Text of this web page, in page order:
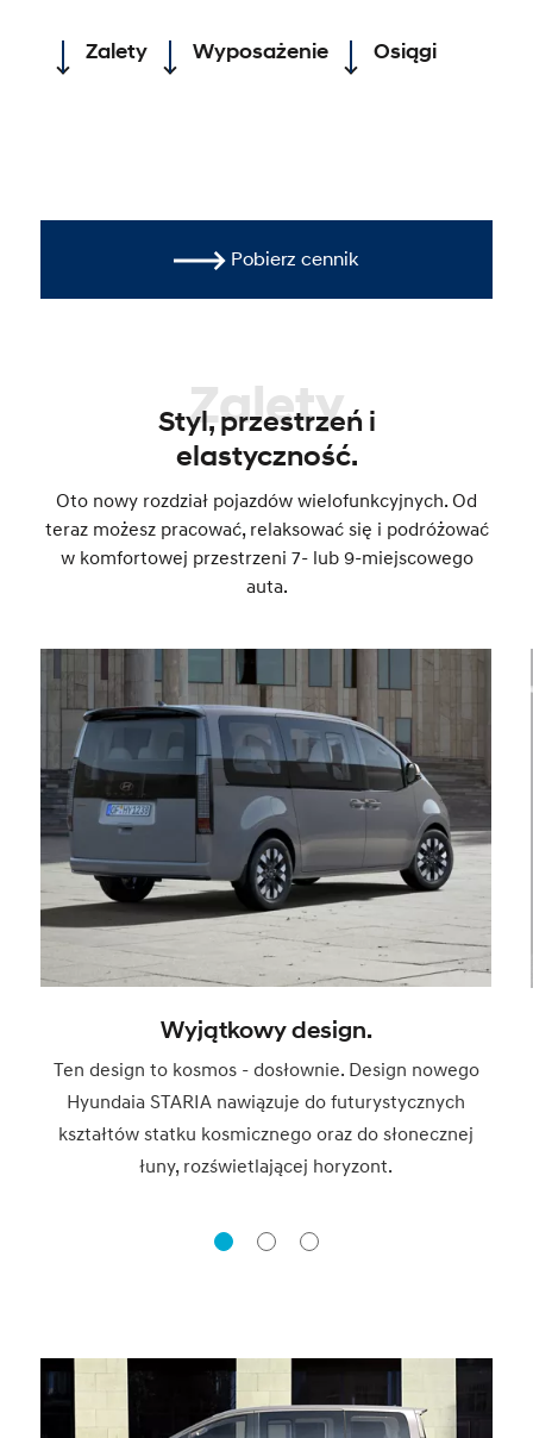
Zalety Wyposażenie Osiągi
Pobierz cennik
Zalety
Styl, przestrzeń i
elastyczność.
Oto nowy rozdział pojazdów wielofunkcyjnych. Od
teraz możesz pracować, relaksować się i podróżować
w komfortowej przestrzeni 7- lub 9-miejscowego
auta.
Wyjątkowy design.
Ten design to kosmos - dosłownie. Design nowego
Hyundaia STARIA nawiązuje do futurystycznych
kształtów statku kosmicznego oraz do słonecznej
łuny, rozświetlającej horyzont.